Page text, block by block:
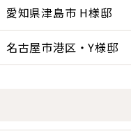
愛知県津島市 H様邸
名古屋市港区・Y様邸